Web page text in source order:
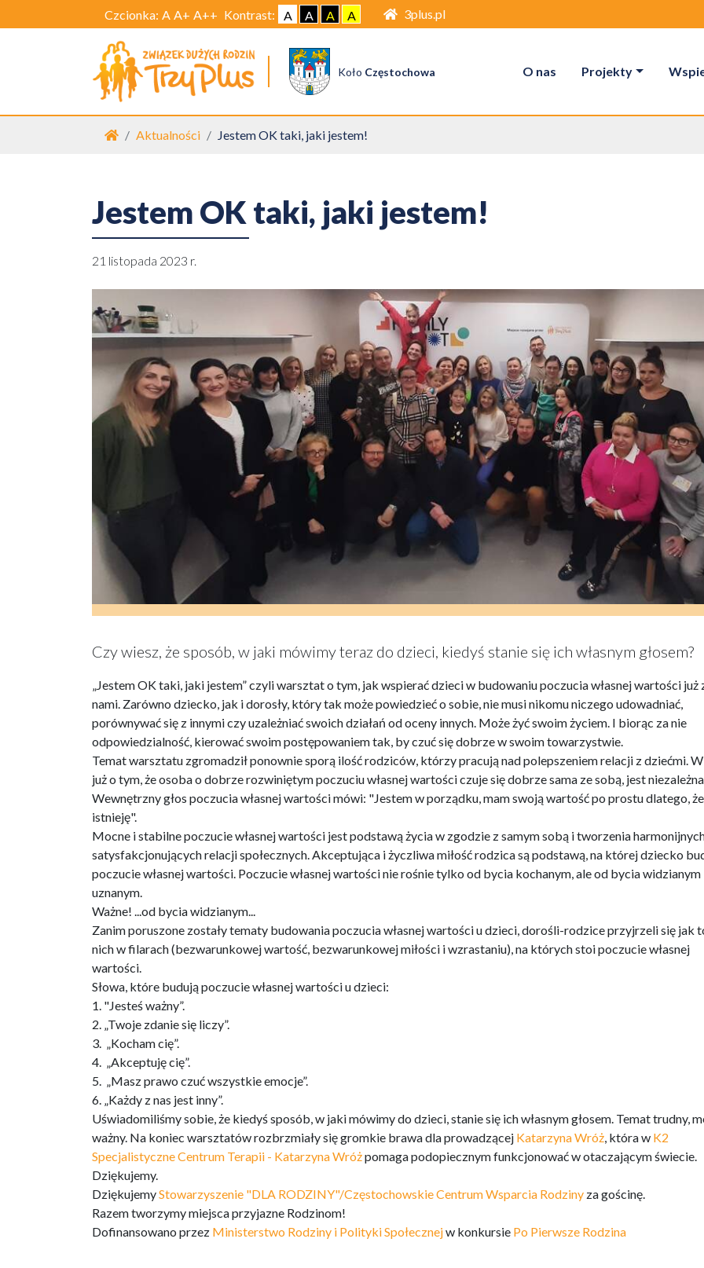
Czcionka: A A+ A++ Kontrast: A A A A 3plus.pl
Koło Częstochowa O nas Projekty
Strona główna
Aktualności Jestem OK taki, jaki jestem!
Jestem OK taki, jaki jestem!
21 listopada 2023 r.
Czy wiesz, że sposób, w jaki mówimy teraz do dzieci, kiedyś stanie się ich własnym głosem?
„Jestem OK taki, jaki jestem” czyli warsztat o tym, jak wspierać dzieci w budowaniu poczucia własnej wartości już
nami. Zarówno dziecko, jak i dorosły, który tak może powiedzieć o sobie, nie musi nikomu niczego udowadniać,
porównywać się z innymi czy uzależniać swoich działań od oceny innych. Może żyć swoim życiem. I biorąc za nie
odpowiedzialność, kierować swoim postępowaniem tak, by czuć się dobrze w swoim towarzystwie.
Temat warsztatu zgromadził ponownie sporą ilość rodziców, którzy pracują nad polepszeniem relacji z dziećmi.
już o tym, że osoba o dobrze rozwiniętym poczuciu własnej wartości czuje się dobrze sama ze sobą, jest
Wewnętrzny głos poczucia własnej wartości mówi: "Jestem w porządku, mam swoją wartość po prostu dlatego, że
istnieję".
Mocne i stabilne poczucie własnej wartości jest podstawą życia w zgodzie z samym sobą i tworzenia
satysfakcjonujących relacji społecznych. Akceptująca i życzliwa miłość rodzica są podstawą, na której dziecko
poczucie własnej wartości. Poczucie własnej wartości nie rośnie tylko od bycia kochanym, ale od bycia widzianym
uznanym.
Ważne! ...od bycia widzianym...
Zanim poruszone zostały tematy budowania poczucia własnej wartości u dzieci, dorośli-rodzice przyjrzeli się jak
nich w filarach (bezwarunkowej wartość, bezwarunkowej miłości i wzrastaniu), na których stoi poczucie własnej
wartości.
Słowa, które budują poczucie własnej wartości u dzieci:
1. "Jesteś ważny”.
2. „Twoje zdanie się liczy”.
3. „Kocham cię”.
4. „Akceptuję cię”.
5. „Masz prawo czuć wszystkie emocje”.
6. „Każdy z nas jest inny”.
Uświadomiliśmy sobie, że kiedyś sposób, w jaki mówimy do dzieci, stanie się ich własnym głosem. Temat trudny,
ważny. Na koniec warsztatów rozbrzmiały się gromkie brawa dla prowadzącej Katarzyna Wróż, która w K2
Specjalistyczne Centrum Terapii - Katarzyna Wróżpomaga podopiecznym funkcjonować w otaczającym świecie.
Dziękujemy.
DziękujemyStowarzyszenie "DLA RODZINY"/Częstochowskie Centrum Wsparcia Rodziny za gościnę.
Razem tworzymy miejsca przyjazne Rodzinom!
Dofinansowano przez Ministerstwo Rodziny i Polityki Społecznejw konkursie Po Pierwsze Rodzina